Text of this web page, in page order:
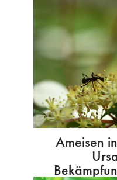
Ameisen